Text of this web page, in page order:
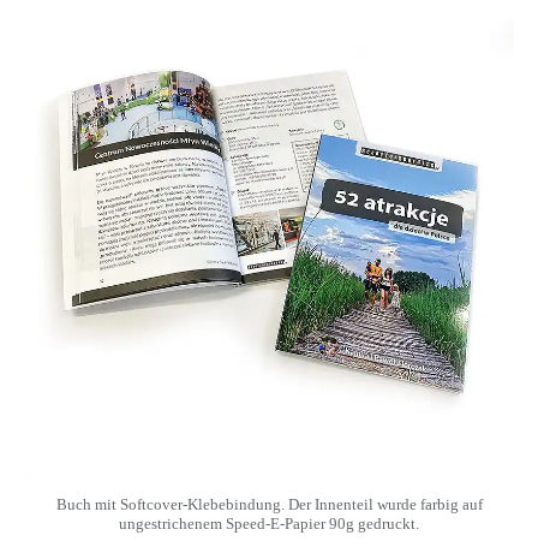
Buch mit Softcover-Klebebindung. Der Innenteil wurde farbig auf
ungestrichenem Speed-E-Papier 90g gedruckt.